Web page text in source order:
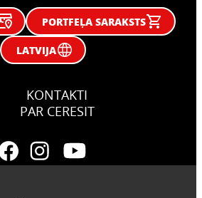
PORTFEĻA SARAKSTS
LATVIJA
KONTAKTI
PAR CERESIT